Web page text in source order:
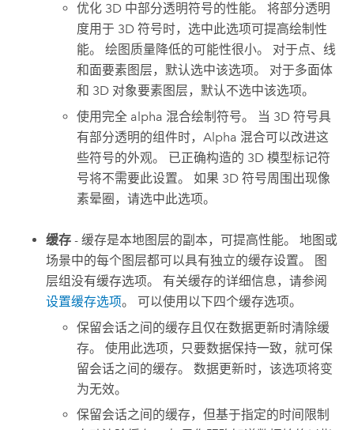
优化 3D 中部分透明符号的性能。 将部分透明
度用于 3D 符号时，选中此选项可提高绘制性
能。 绘图质量降低的可能性很小。 对于点、线
和面要素图层，默认选中该选项。 对于多面体
和 3D 对象要素图层，默认不选中该选项。
使用完全 alpha 混合绘制符号。 当 3D 符号具
有部分透明的组件时，Alpha 混合可以改进这
些符号的外观。 已正确构造的 3D 模型标记符
号将不需要此设置。 如果 3D 符号周围出现像
素晕圈，请选中此选项。
缓存 - 缓存是本地图层的副本，可提高性能。 地图或
场景中的每个图层都可以具有独立的缓存设置。 图
层组没有缓存选项。 有关缓存的详细信息，请参阅
设置缓存选项。 可以使用以下四个缓存选项。
保留会话之间的缓存且仅在数据更新时清除缓
存。 使用此选项，只要数据保持一致，就可保
留会话之间的缓存。 数据更新时，该选项将变
为无效。
保留会话之间的缓存，但基于指定的时间限制